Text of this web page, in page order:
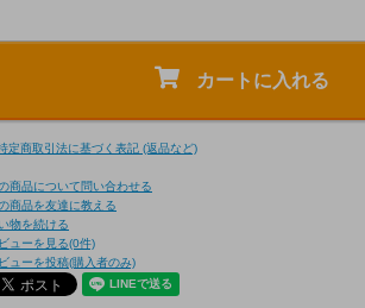
カートに入れる
定商取引法に基づく表記 (返品など)
商品について問い合わせる
商品を友達に教える
物を続ける
ューを見る(0件)
ューを投稿(購入者のみ)